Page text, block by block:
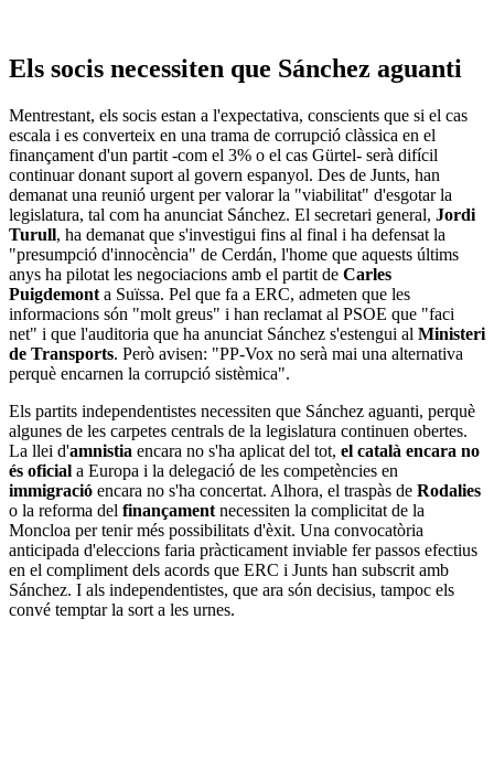
Els socis necessiten que Sánchez aguanti
Mentrestant, els socis estan a l'expectativa, conscients que si el cas
escala i es converteix en una trama de corrupció clàssica en el
finançament d'un partit -com el 3% o el cas Gürtel- serà difícil
continuar donant suport al govern espanyol. Des de Junts, han
demanat una reunió urgent per valorar la "viabilitat" d'esgotar la
legislatura, tal com ha anunciat Sánchez. El secretari general, Jordi
Turull, ha demanat que s'investigui fins al final i ha defensat la
"presumpció d'innocència" de Cerdán, l'home que aquests últims
anys ha pilotat les negociacions amb el partit de Carles
Puigdemont a Suïssa. Pel que fa a ERC, admeten que les
informacions són "molt greus" i han reclamat al PSOE que "faci
net" i que l'auditoria que ha anunciat Sánchez s'estengui al Ministeri
de Transports. Però avisen: "PP-Vox no serà mai una alternativa
perquè encarnen la corrupció sistèmica".
Els partits independentistes necessiten que Sánchez aguanti, perquè
algunes de les carpetes centrals de la legislatura continuen obertes.
La llei d'amnistia encara no s'ha aplicat del tot, el català encara no
és oficial a Europa i la delegació de les competències en
immigració encara no s'ha concertat. Alhora, el traspàs de Rodalies
o la reforma del finançament necessiten la complicitat de la
Moncloa per tenir més possibilitats d'èxit. Una convocatòria
anticipada d'eleccions faria pràcticament inviable fer passos efectius
en el compliment dels acords que ERC i Junts han subscrit amb
Sánchez. I als independentistes, que ara són decisius, tampoc els
convé temptar la sort a les urnes.